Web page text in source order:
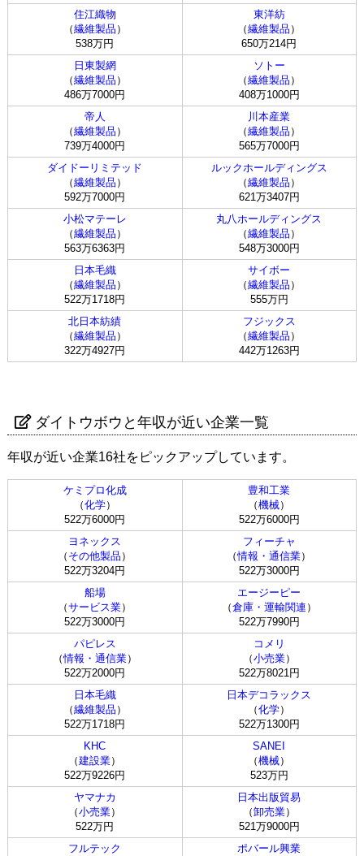
住江織物
（繊維製品 ）
538万円
東洋紡
（繊維製品 ）
650万214円
日東製網
（繊維製品 ）
486万7000円
ソトー
（繊維製品 ）
408万1000円
帝人
（繊維製品 ）
739万4000円
川本産業
（繊維製品 ）
565万7000円
ダイドーリミテッド
（繊維製品 ）
592万7000円
ルックホールディングス
（繊維製品 ）
621万3407円
小松マテーレ
（繊維製品 ）
563万6363円
丸八ホールディングス
（繊維製品 ）
548万3000円
日本毛織
（繊維製品 ）
522万1718円
サイボー
（繊維製品 ）
555万円
北日本紡績
（繊維製品 ）
322万4927円
フジックス
（繊維製品 ）
442万1263円
ダイトウボウと年収が近い企業一覧
年収が近い企業16社をピックアップしています。
ケミプロ化成
（化学）
522万6000円
豊和工業
（機械）
522万6000円
ヨネックス
（ その他製品 ）
522万3204円
フィーチャ
（情報・通信業）
522万3000円
船場
（サービス業）
522万3000円
エージーピー
（倉庫・運輸関連 ）
522万7990円
パピレス
（情報・通信業）
522万2000円
コメリ
（小売業）
522万8021円
日本毛織
（繊維製品 ）
522万1718円
日本デコラックス
（化学）
522万1300円
KHC
（建設業）
522万9226円
SANEI
（機械）
523万円
ヤマナカ
（小売業）
522万円
日本出版貿易
（卸売業）
521万9000円
フルテック
ポバール興業